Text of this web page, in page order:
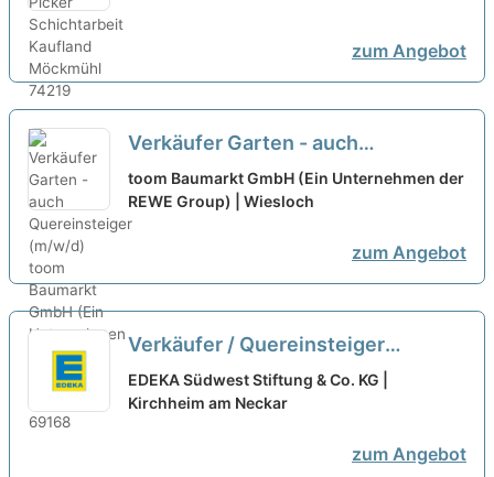
zum Angebot
Verkäufer Garten - auch
Quereinsteiger (m/w/d) neu
toom Baumarkt GmbH (Ein Unternehmen der
REWE Group) | Wiesloch
zum Angebot
Verkäufer / Quereinsteiger
Frischetheke (m/w/d) neu
EDEKA Südwest Stiftung & Co. KG |
Kirchheim am Neckar
zum Angebot